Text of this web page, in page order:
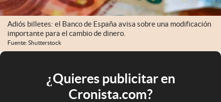
Adiós billetes: el Banco de España avisa sobre una modificación
importante para el cambio de dinero.
Fuente: Shutterstock
¿Quieres publicitar en
Cronista.com?